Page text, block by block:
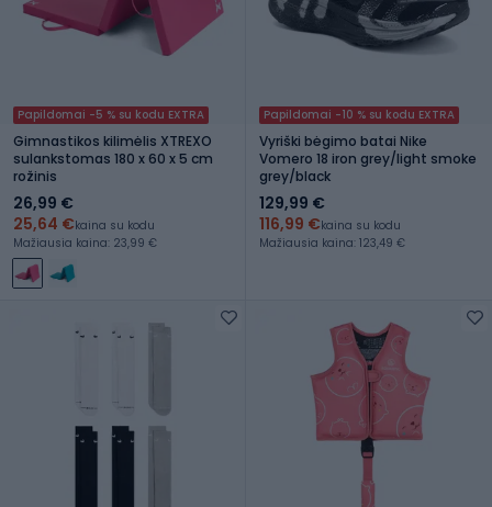
Papildomai -5 % su kodu EXTRA
Gimnastikos kilimėlis XTREXO
sulankstomas 180 x 60 x 5 cm
rožinis
26,99 €
25,64 €kaina su kodu
Mažiausia kaina: 23,99 €
Papildomai -10 % su kodu EXTRA
Vyriški bėgimo batai Nike
Vomero 18 iron grey/light smoke
grey/black
129,99 €
116,99 €kaina su kodu
Mažiausia kaina: 123,49 €